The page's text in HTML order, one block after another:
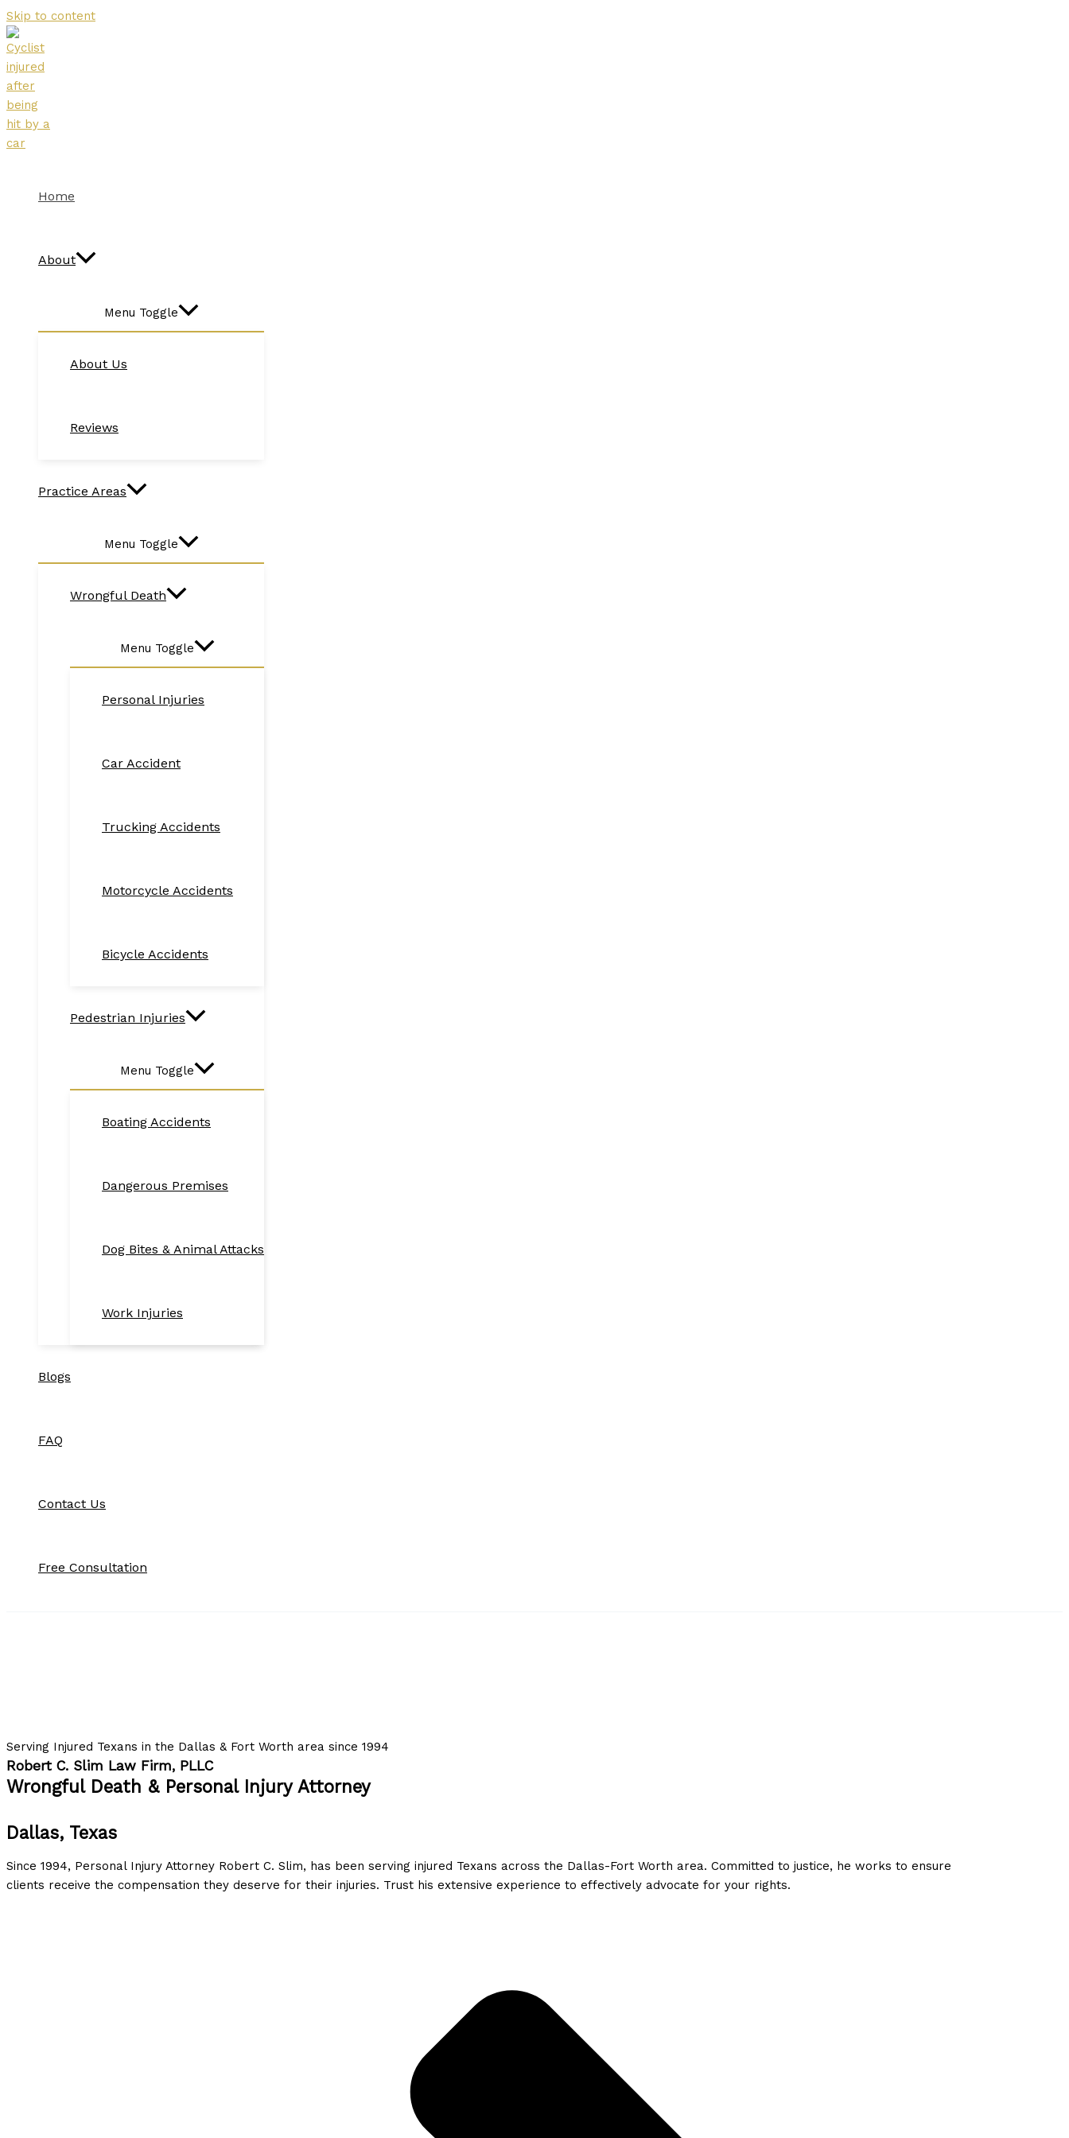
Skip to content
Home
About
Menu Toggle
About Us
Reviews
Practice Areas
Menu Toggle
Wrongful Death
Menu Toggle
Personal Injuries
Car Accident
Trucking Accidents
Motorcycle Accidents
Bicycle Accidents
Pedestrian Injuries
Menu Toggle
Boating Accidents
Dangerous Premises
Dog Bites & Animal Attacks
Work Injuries
Blogs
FAQ
Contact Us
Free Consultation
Serving Injured Texans in the Dallas & Fort Worth area since 1994
Robert C. Slim Law Firm, PLLC
Wrongful Death & Personal Injury Attorney
Dallas, Texas
Since 1994, Personal Injury Attorney Robert C. Slim, has been serving injured Texans across the Dallas-Fort Worth area. Committed to justice, he works to ensure
clients receive the compensation they deserve for their injuries. Trust his extensive experience to effectively advocate for your rights.
a diskrétnost. Aby čeští sázkaři mohli snadno identifikovat, které sázkové kanceláře tuto metodu skutečně podporují, vznikají specializované srovnávací platformy.
Jednou z nejvýznamnějších je Betzoid Česko, která systematicky mapuje dostupnost Skrille u licencovaných operátorů působících na českém trhu.
Skrill vznikl v roce 2001 pod názvem Moneybookers ve Velké Británii a postupně se stal jednou z nejrozšířenějších elektronických peněženek v Evropě. Po přejmenování
na Skrill v roce 2013 a akvizici skupinou Paysafe v roce 2015 se platforma výrazně rozrostla a dnes obsluhuje miliony uživatelů ve více než 120 zemích světa. V kontextu
online sázení Skrill nabízí několik klíčových výhod: okamžité vklady, relativně rychlé výběry v porovnání s bankovními převody a možnost udržovat finanční prostředky